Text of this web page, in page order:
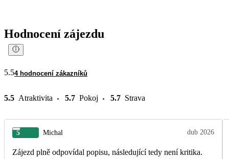
Hodnocení zájezdu
5.54 hodnocení zákazníků
5.5 Atraktivita 5.7 Pokoj 5.7 Strava
5 Michal dub 2026
Zájezd plně odpovídal popisu, následující tedy není kritika.